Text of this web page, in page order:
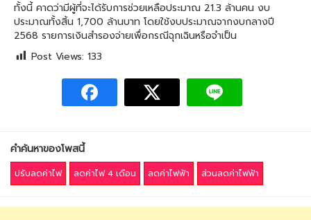
ทั้งนี้ คาดว่ามีผู้ที่จะได้รับการช่วยเหลือประมาณ 21.3 ล้านคน งบ
ประมาณทั้งสิ้น 1,700 ล้านบาท โดยใช้งบประมาณจากงบกลางปี
2568 รายการเงินสำรองจ่ายเพื่อกรณีฉุกเฉินหรือจำเป็น
Post Views: 133
คำค้นหาของโพสนี้
ปรับลดค่าไฟ ลดค่าไฟ 4 เดือน ลดค่าไฟฟ้า ส่วนลดค่าไฟฟ้า